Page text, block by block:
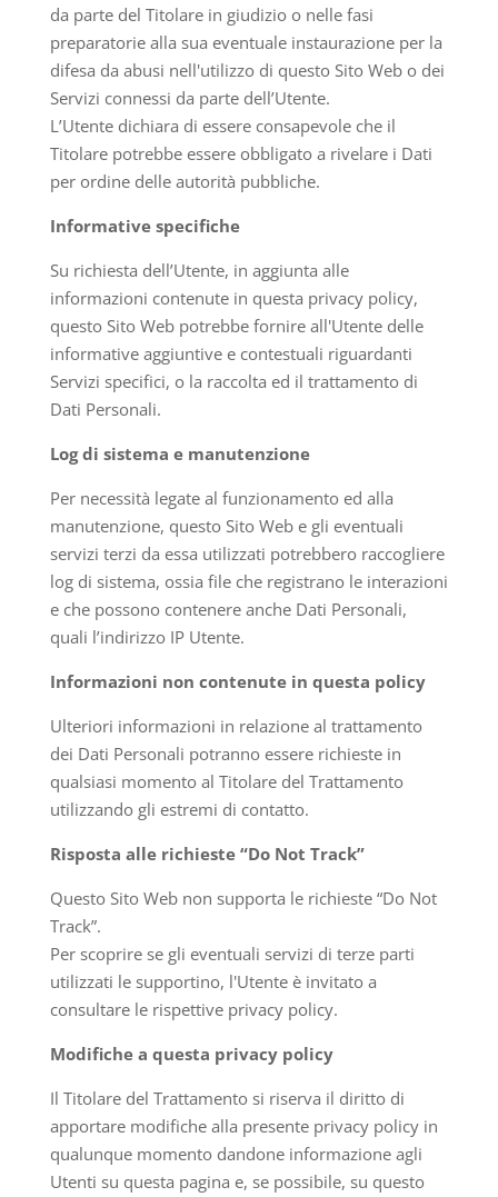
da parte del Titolare in giudizio o nelle fasi
preparatorie alla sua eventuale instaurazione per la
difesa da abusi nell'utilizzo di questo Sito Web o dei
Servizi connessi da parte dell’Utente.
L’Utente dichiara di essere consapevole che il
Titolare potrebbe essere obbligato a rivelare i Dati
per ordine delle autorità pubbliche.
Informative specifiche
Su richiesta dell’Utente, in aggiunta alle
informazioni contenute in questa privacy policy,
questo Sito Web potrebbe fornire all'Utente delle
informative aggiuntive e contestuali riguardanti
Servizi specifici, o la raccolta ed il trattamento di
Dati Personali.
Log di sistema e manutenzione
Per necessità legate al funzionamento ed alla
manutenzione, questo Sito Web e gli eventuali
servizi terzi da essa utilizzati potrebbero raccogliere
log di sistema, ossia file che registrano le interazioni
e che possono contenere anche Dati Personali,
quali l’indirizzo IP Utente.
Informazioni non contenute in questa policy
Ulteriori informazioni in relazione al trattamento
dei Dati Personali potranno essere richieste in
qualsiasi momento al Titolare del Trattamento
utilizzando gli estremi di contatto.
Risposta alle richieste “Do Not Track”
Questo Sito Web non supporta le richieste “Do Not
Track”.
Per scoprire se gli eventuali servizi di terze parti
utilizzati le supportino, l'Utente è invitato a
consultare le rispettive privacy policy.
Modifiche a questa privacy policy
Il Titolare del Trattamento si riserva il diritto di
apportare modifiche alla presente privacy policy in
qualunque momento dandone informazione agli
Utenti su questa pagina e, se possibile, su questo